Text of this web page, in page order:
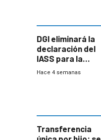
DGI eliminará la
declaración del
IASS para la
mayoría de los
Hace 4 semanas
Transferencia